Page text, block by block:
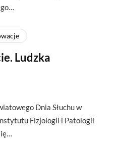
Ludzka
Dnia Słuchu w
Fizjologii i Patologii